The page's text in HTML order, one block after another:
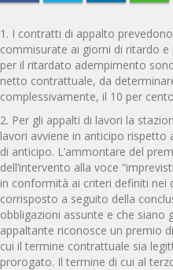
1. I contratti di appalto
commisurate ai giorni di ritardo
per il ritardato adempimento
netto contrattuale, da
complessivamente, il 10 per
2. Per gli appalti di lavori la
lavori avviene in anticipo
di anticipo. L’ammontare del
dell’intervento alla voce
in conformità ai criteri definiti nei
corrisposto a seguito della
obbligazioni assunte e che siano
appaltante riconosce un premio
cui il termine contrattuale sia
prorogato. Il termine di cui al